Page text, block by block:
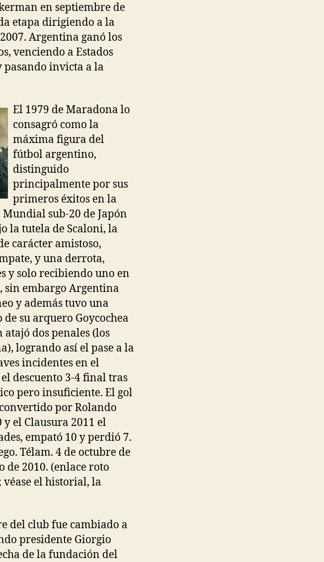
en septiembre de
etapa dirigiendo a la
Argentina ganó los
venciendo a Estados
pasando invicta a la
El 1979 de Maradona lo
consagró como la
máxima figura del
fútbol argentino,
distinguido
principalmente por sus
primeros éxitos en la
sub-20 de Japón
la tutela de Scaloni, la
carácter amistoso,
y una derrota,
y solo recibiendo uno en
sin embargo Argentina
y además tuvo una
su arquero Goycochea
dos penales (los
logrando así el pase a la
incidentes en el
descuento 3-4 final tras
pero insuficiente. El gol
por Rolando
el Clausura 2011 el
empató 10 y perdió 7.
Télam. 4 de octubre de
de 2010. (enlace roto
el historial, la
del club fue cambiado a
presidente Giorgio
de la fundación del